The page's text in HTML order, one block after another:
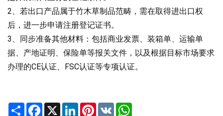
2、若出口产品属于竹木草制品范畴，需在取得进出口权
后，进一步申请注册登记证书。
3、同步准备其他材料：包括商业发票、装箱单、运输单
据、产地证明、保险单等报关文件，以及根据目标市场要求
办理的CE认证、FSC认证等专项认证。
Share Facebook
X LinkedInPinterest
VK